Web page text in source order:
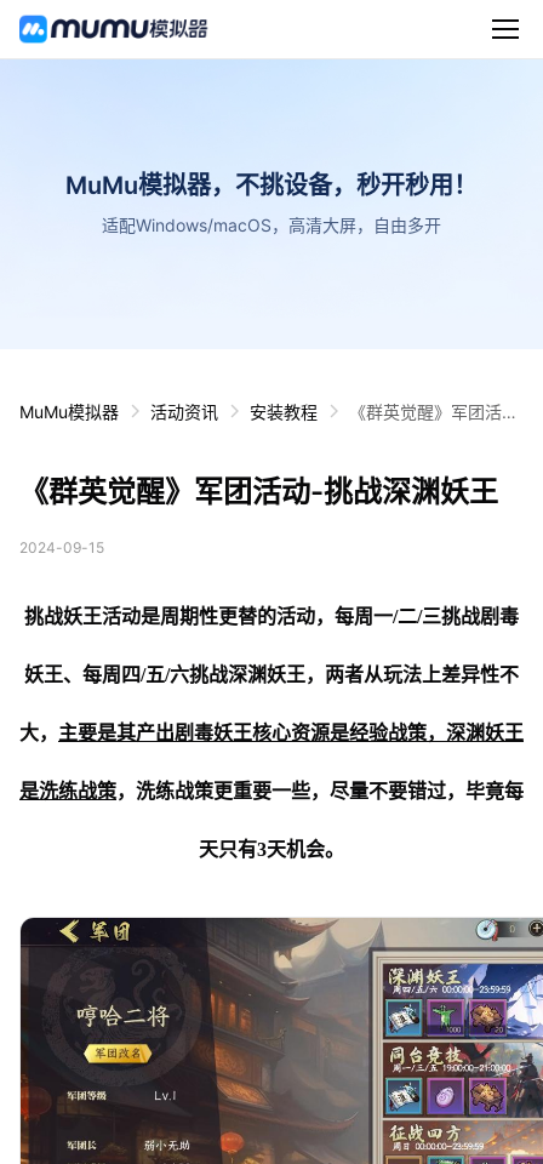
MuMu模拟器，不挑设备，秒开秒用！
适配Windows/macOS，高清大屏，自由多开
MuMu模拟器 活动资讯 安装教程
《群英觉醒》军团活
《群英觉醒》军团活动-挑战深渊妖王
2024-09-15
挑战妖王活动是周期性更替的活动，每周一/二/三挑战剧毒
妖王、每周四/五/六挑战深渊妖王，两者从玩法上差异性不
大， 主要是其产出剧毒妖王核心资源是经验战策，深渊妖王
是洗练战策，洗练战策更重要一些，尽量不要错过，毕竟每
天只有3天机会。